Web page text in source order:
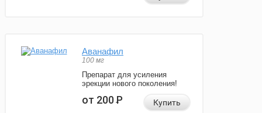
Аванафил
100 мг
Препарат для усиления
эрекции нового поколения!
от 200Р Купить